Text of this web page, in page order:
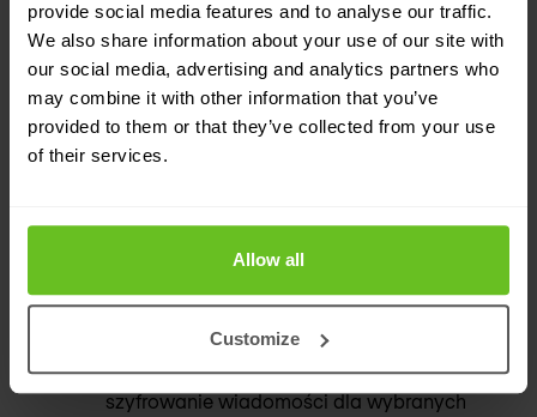
provide social media features and to analyse our traffic.
We also share information about your use of our site with
our social media, advertising and analytics partners who
may combine it with other information that you’ve
provided to them or that they’ve collected from your use
of their services.
Allow all
Customize
dokumentów oraz z dostępem do
chronionych informacji.
Wymuszanie klasyfikacji
dokumentów na ich twórcach
GREENmod wyświetli okno dialogowe, w
którym użytkownik będzie musiał określić
stopień poufności dokumentu, odpowiednio
go klasyfikując. Dodatkowo system może
wymusić na użytkowniku podpisanie czy
szyfrowanie wiadomości dla wybranych